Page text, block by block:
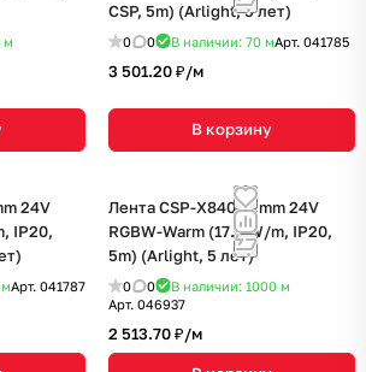
м
CSP, 5m) (Arlight, 5 лет)
0 0 В наличии: 70 мАрт. 041785
3 501.20 ₽/м
В корзину
24V
IP20,
мАрт. 041787
Лента CSP-X840-12mm 24V
RGBW-Warm (17.2 W/m, IP20,
5m) (Arlight, 5 лет)
0 0 В наличии: 1000 м
Арт. 046937
2 513.70 ₽/м